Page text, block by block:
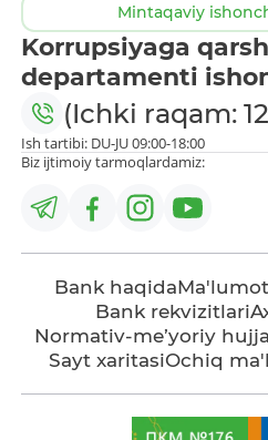
Mintaqaviy
Korrupsiyaga
departamenti
(Ichki raqam:
Ish tartibi: DU-JU 09:00-18:00
Biz ijtimoiy tarmoqlardamiz:
Bank haqida
Bank rekvizitlari
Normativ-me’yoriy
Sayt xaritasiOchiq